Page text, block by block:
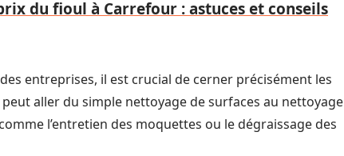
du fioul à Carrefour : astuces et conseils
entreprises, il est crucial de cerner précisément les
aller du simple nettoyage de surfaces au nettoyage
l’entretien des moquettes ou le dégraissage des